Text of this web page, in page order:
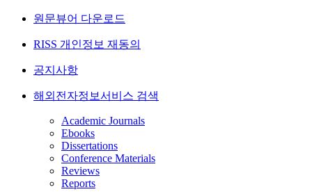
원문뷰어 다운로드
RISS 개인정보 재동의
공지사항
해외전자정보서비스 검색
Academic Journals
Ebooks
Dissertations
Conference Materials
Reviews
Reports